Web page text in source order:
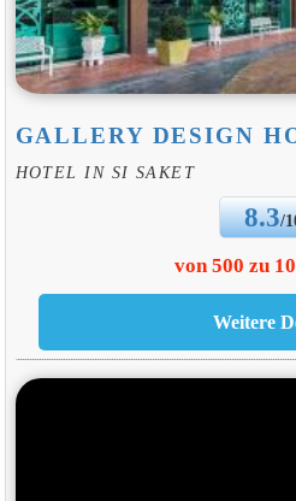
GALLERY DESIGN
HOTEL IN SI SAKET
8.3/
von 500 zu